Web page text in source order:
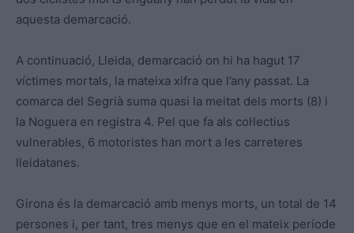
aquesta demarcació.
A continuació, Lleida, demarcació on hi ha hagut 17
víctimes mortals, la mateixa xifra que l’any passat. La
comarca del Segrià suma quasi la meitat dels morts (8) i
la Noguera en registra 4. Pel que fa als col·lectius
vulnerables, 6 motoristes han mort a les carreteres
lleidatanes.
Girona és la demarcació amb menys morts, un total de 14
persones i, per tant, tres menys que en el mateix període